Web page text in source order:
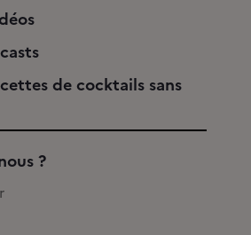
de cocktails sans
?